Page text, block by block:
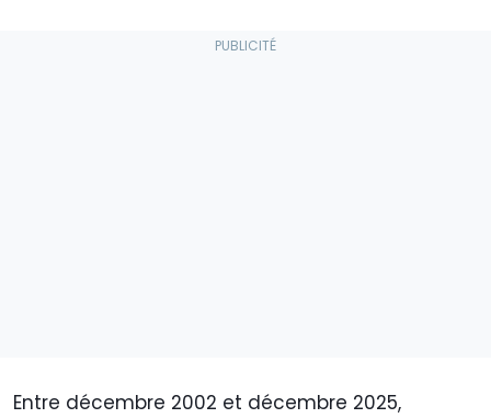
Entre décembre 2002 et décembre 2025,